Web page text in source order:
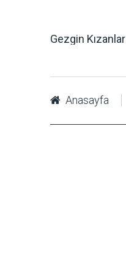
Gezgin Kızanlar
Anasayfa